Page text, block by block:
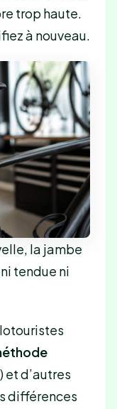
trop haute.
à nouveau.
la jambe
tendue ni
d’autres
différences